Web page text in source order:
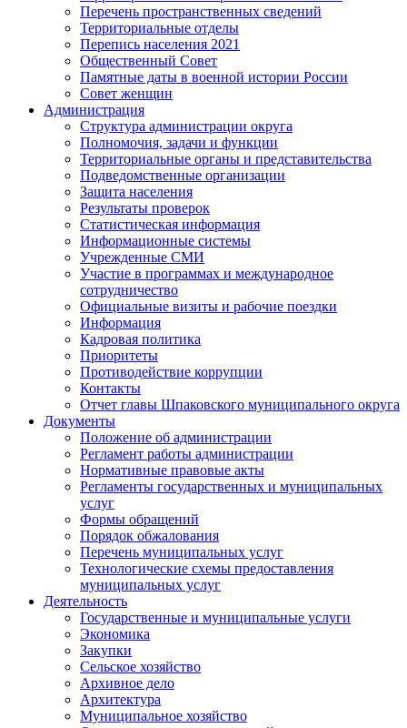
Перечень пространственных сведений
Территориальные отделы
Перепись населения 2021
Общественный Совет
Памятные даты в военной истории России
Совет женщин
Администрация
Структура администрации округа
Полномочия, задачи и функции
Территориальные органы и представительства
Подведомственные организации
Защита населения
Результаты проверок
Статистическая информация
Информационные системы
Учрежденные СМИ
Участие в программах и международное
сотрудничество
Официальные визиты и рабочие поездки
Информация
Кадровая политика
Приоритеты
Противодействие коррупции
Контакты
Отчет главы Шпаковского муниципального округа
Документы
Положение об администрации
Регламент работы администрации
Нормативные правовые акты
Регламенты государственных и муниципальных
услуг
Формы обращений
Порядок обжалования
Перечень муниципальных услуг
Технологические схемы предоставления
муниципальных услуг
Деятельность
Государственные и муниципальные услуги
Экономика
Закупки
Сельское хозяйство
Архивное дело
Архитектура
Муниципальное хозяйство